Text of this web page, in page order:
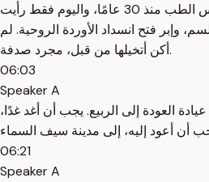
لأكون صريحًا معك، أمارس الطب منذ 30 عامًا، واليوم فقط رأيت
وإبر فتح انسداد الأوردة الروحية. لم
أكن أتخيلها من قبل، مجرد صدفة.
06:03
Speaker A
العودة إلى الربيع. يجب أن أغد غدًا،
06:21
Speaker A